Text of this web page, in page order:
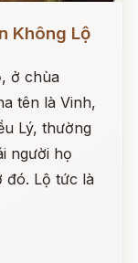
Không Lộ
ở chùa
tên là Vinh,
Lý, thường
người họ
đó. Lộ tức là